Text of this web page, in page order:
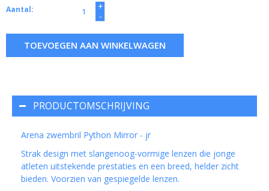
Aantal:
+
-
TOEVOEGEN AAN WINKELWAGEN
PRODUCTOMSCHRIJVING
Arena zwembril Python Mirror - jr
Strak design met slangenoog-vormige lenzen die jonge
atleten uitstekende prestaties en een breed, helder zicht
bieden. Voorzien van gespiegelde lenzen.